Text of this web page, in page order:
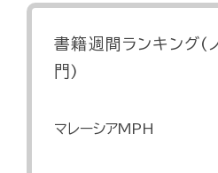
書籍週間ランキング(
門)
マレーシアMPH